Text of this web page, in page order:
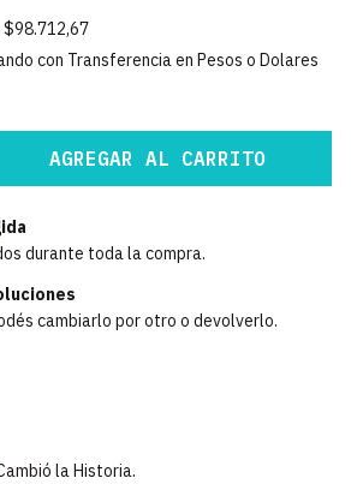
$98.712,67
con Transferencia en Pesos o Dolares
durante toda la compra.
cambiarlo por otro o devolverlo.
la Historia.